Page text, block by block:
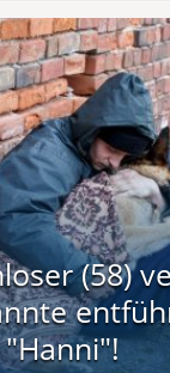
(58)